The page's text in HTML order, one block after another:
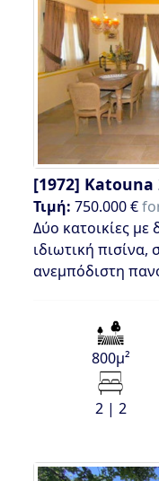
[1972] Katouna
Τιμή: 750.000 €
Δύο κατοικίες
ιδιωτική
ανεμπόδιστη
800μ²
2 | 2